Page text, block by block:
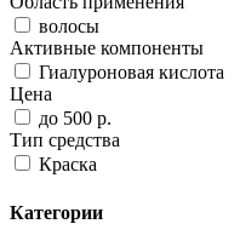
волосы
Активные компоненты
Гиалуроновая кислота
Цена
до 500 р.
Тип средства
Краска
Категории